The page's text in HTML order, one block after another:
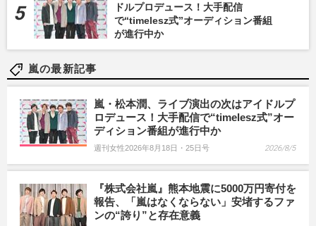
ドルプロデュース！大手配信
で“timelesz式”オーディション番組
が進行中か
嵐の最新記事
嵐・松本潤、ライブ演出の次はアイドルプ
ロデュース！大手配信で“timelesz式”オー
ディション番組が進行中か
週刊女性2026年8月18日・25日号 2026/8/5
『株式会社嵐』熊本地震に5000万円寄付を
報告、「嵐はなくならない」安堵するファ
ンの“誇り”と存在意義